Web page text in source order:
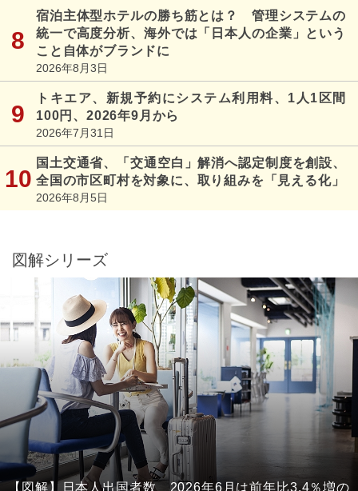
宿泊主体型ホテルの勝ち筋とは？ 管理システムの
統一で高度分析、海外では「日本人の企業」という
こと自体がブランドに
2026年8月3日
トキエア、新規予約にシステム利用料、1人1区間
100円、2026年9月から
2026年7月31日
国土交通省、「交通空白」解消へ認定制度を創設、
全国の市区町村を対象に、取り組みを「見える化」
2026年8月5日
図解シリーズ
【図解】日本人出国者数、2026年6月は前年比3.4％増の